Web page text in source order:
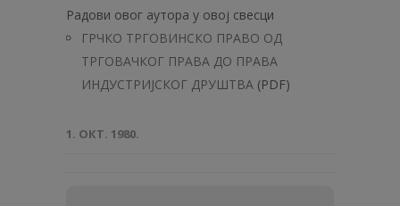
Радови овог аутора у овој свесци
ГРЧКО ТРГОВИНСКО ПРАВО ОД
ТРГОВАЧКОГ ПРАВА ДО ПРАВА
ИНДУСТРИЈСКОГ ДРУШТВА (PDF)
1. ОКТ. 1980.